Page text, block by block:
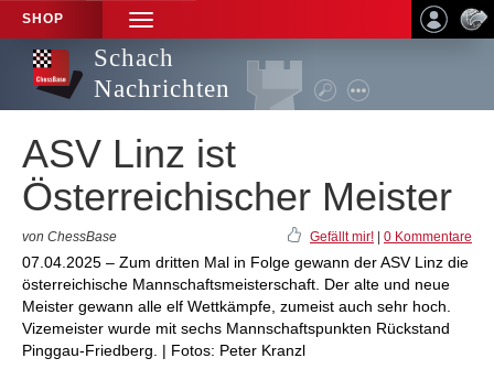
SHOP
TOGGLE
NAVIGATION
Schach
Nachrichten
ASV Linz ist
Österreichischer Meister
von ChessBase Gefällt mir! 0 Kommentare
07.04.2025 – Zum dritten Mal in Folge gewann der ASV Linz die
österreichische Mannschaftsmeisterschaft. Der alte und neue
Meister gewann alle elf Wettkämpfe, zumeist auch sehr hoch.
Vizemeister wurde mit sechs Mannschaftspunkten Rückstand
Pinggau-Friedberg. | Fotos: Peter Kranzl